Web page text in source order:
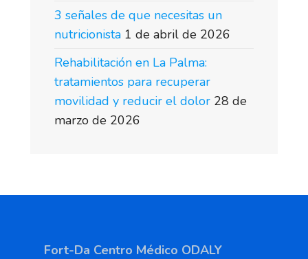
3 señales de que necesitas un
nutricionista 1 de abril de 2026
Rehabilitación en La Palma:
tratamientos para recuperar
movilidad y reducir el dolor 28 de
marzo de 2026
Fort-Da Centro Médico ODALY